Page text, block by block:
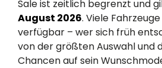
Sale ist zeitlich begrenzt und
August 2026. Viele
verfügbar – wer sich früh
von der größten Auswahl und
Chancen auf sein